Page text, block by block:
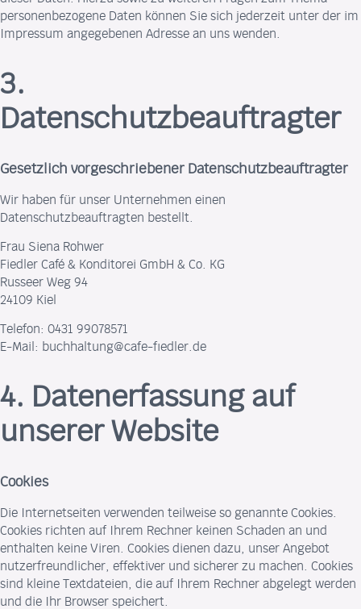
personenbezogene Daten können Sie sich jederzeit unter der im
Impressum angegebenen Adresse an uns wenden.
3.
Datenschutzbeauftragter
Gesetzlich vorgeschriebener Datenschutzbeauftragter
Wir haben für unser Unternehmen einen
Datenschutzbeauftragten bestellt.
Frau Siena Rohwer
Fiedler Café & Konditorei GmbH & Co. KG
Russeer Weg 94
24109 Kiel
Telefon: 0431 99078571
E-Mail: buchhaltung@cafe-fiedler.de
4. Datenerfassung auf
unserer Website
Cookies
Die Internetseiten verwenden teilweise so genannte Cookies.
Cookies richten auf Ihrem Rechner keinen Schaden an und
enthalten keine Viren. Cookies dienen dazu, unser Angebot
nutzerfreundlicher, effektiver und sicherer zu machen. Cookies
sind kleine Textdateien, die auf Ihrem Rechner abgelegt werden
und die Ihr Browser speichert.